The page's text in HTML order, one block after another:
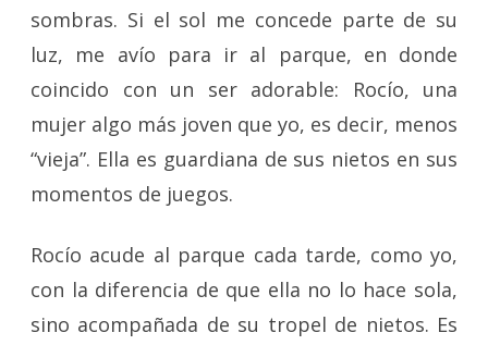
sombras. Si el sol me concede parte de su
luz, me avío para ir al parque, en donde
coincido con un ser adorable: Rocío, una
mujer algo más joven que yo, es decir, menos
“vieja”. Ella es guardiana de sus nietos en sus
momentos de juegos.
Rocío acude al parque cada tarde, como yo,
con la diferencia de que ella no lo hace sola,
sino acompañada de su tropel de nietos. Es